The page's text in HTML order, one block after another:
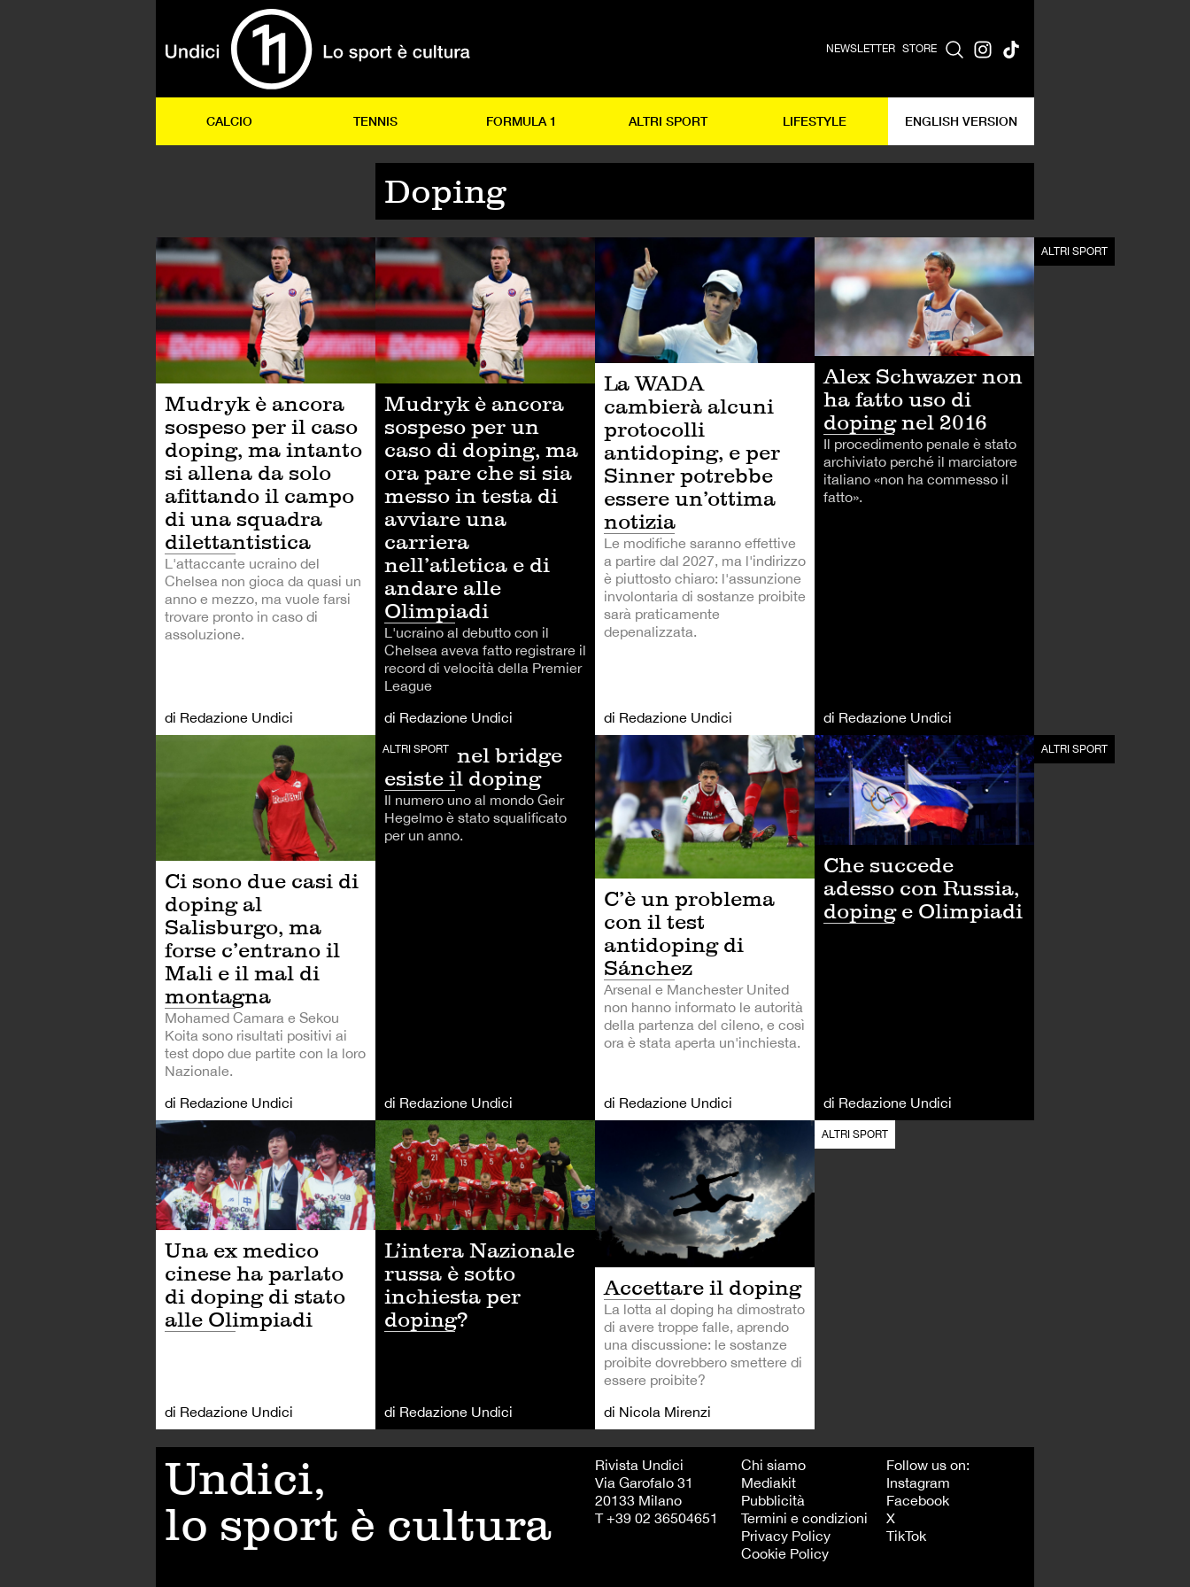
NEWSLETTER STORE
CALCIO TENNIS FORMULA 1 ALTRI SPORT LIFESTYLE ENGLISH VERSION
Doping
CALCIO
Mudryk è ancora
sospeso per il caso
doping, ma intanto
si allena da solo
afittando il campo
di una squadra
dilettantistica
L'attaccante ucraino del
Chelsea non gioca da quasi un
anno e mezzo, ma vuole farsi
trovare pronto in caso di
assoluzione.
di Redazione Undici
CALCIO
Mudryk è ancora
sospeso per un
caso di doping, ma
ora pare che si sia
messo in testa di
avviare una
carriera
nell’atletica e di
andare alle
Olimpiadi
L'ucraino al debutto con il
Chelsea aveva fatto registrare il
record di velocità della Premier
League
di Redazione Undici
TENNIS
La WADA
cambierà alcuni
protocolli
antidoping, e per
Sinner potrebbe
essere un’ottima
notizia
Le modifiche saranno effettive
a partire dal 2027, ma l'indirizzo
è piuttosto chiaro: l'assunzione
involontaria di sostanze proibite
sarà praticamente
depenalizzata.
di Redazione Undici
ALTRI SPORT
Alex Schwazer non
ha fatto uso di
doping nel 2016
Il procedimento penale è stato
archiviato perché il marciatore
italiano «non ha commesso il
fatto».
di Redazione Undici
CALCIO
Ci sono due casi di
doping al
Salisburgo, ma
forse c’entrano il
Mali e il mal di
montagna
Mohamed Camara e Sekou
Koita sono risultati positivi ai
test dopo due partite con la loro
Nazionale.
di Redazione Undici
ALTRI SPORT
Anche nel bridge
esiste il doping
Il numero uno al mondo Geir
Hegelmo è stato squalificato
per un anno.
di Redazione Undici
CALCIO
C’è un problema
con il test
antidoping di
Sánchez
Arsenal e Manchester United
non hanno informato le autorità
della partenza del cileno, e così
ora è stata aperta un'inchiesta.
di Redazione Undici
ALTRI SPORT
Che succede
adesso con Russia,
doping e Olimpiadi
di Redazione Undici
ALTRI SPORT
Una ex medico
cinese ha parlato
di doping di stato
alle Olimpiadi
di Redazione Undici
L’intera Nazionale
russa è sotto
inchiesta per
doping?
di Redazione Undici
ALTRI SPORT
Accettare il doping
La lotta al doping ha dimostrato
di avere troppe falle, aprendo
una discussione: le sostanze
proibite dovrebbero smettere di
essere proibite?
di Nicola Mirenzi
Undici,
lo sport è cultura
Rivista Undici
Via Garofalo 31
20133 Milano
T +39 02 36504651
Chi siamo
Mediakit
Pubblicità
Termini e condizioni
Privacy Policy
Cookie Policy
Follow us on:
Instagram
Facebook
X
TikTok